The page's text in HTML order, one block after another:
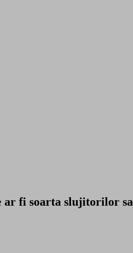
ar fi soarta slujitorilor